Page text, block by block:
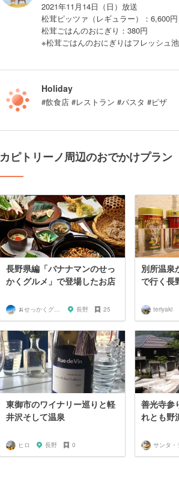
2021年11月14日（日）放送
松茸ピッツァ（レギュラー）：6,600円
松茸ごはんのおにぎり：380円
※松茸ごはんのおにぎりはフレッシュ
Holiday
#飲食店 #レストラン #パスタ #ピザ
カピトリーノ周辺のおでかけプラン
長野県編「バナナマンのせっ
かくグルメ」で登場したお店
🍌せっかくグルメまにあ🍌 長野 25
別所温泉
で行く長
teriyaki
東御市のワイナリー巡りと軽
井沢そして温泉
ヒロ 長野 0
善光寺参
れとも野